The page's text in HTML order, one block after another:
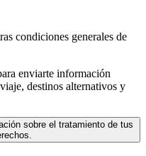
condiciones generales de
enviarte información
destinos alternativos y
sobre el tratamiento de tus